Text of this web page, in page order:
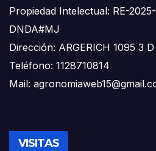
Propiedad Intelectual: RE-
DNDA#MJ
Dirección: ARGERICH 1095 3 D
Teléfono: 1128710814
Mail:
VISITAS